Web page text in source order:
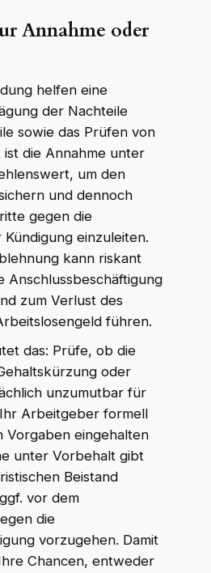
Annahme oder
helfen eine
der Nachteile
sowie das Prüfen von
die Annahme unter
um den
und dennoch
gegen die
einzuleiten.
kann riskant
Anschlussbeschäftigung
zum Verlust des
führen.
das: Prüfe, ob die
oder
unzumutbar für
Arbeitgeber formell
Vorgaben eingehalten
unter Vorbehalt gibt
Beistand
vor dem
die
vorzugehen. Damit
Chancen, entweder